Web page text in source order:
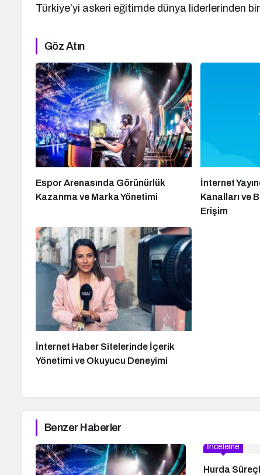
Türkiye’yi askeri eğitimde dünya liderlerinden
Göz Atın
Espor Arenasında Görünürlük
Kazanma ve Marka Yönetimi
İnternet
Kanalları ve
Erişim
İnternet Haber Sitelerinde İçerik
Yönetimi ve Okuyucu Deneyimi
Benzer Haberler
Hurda
İnceleme